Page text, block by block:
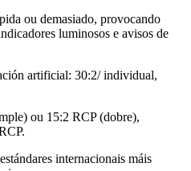
ou demasiado, provocando
luminosos e avisos de
artificial: 30:2/ individual,
ou 15:2 RCP (dobre),
internacionais máis